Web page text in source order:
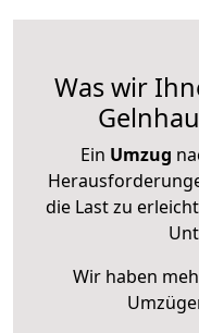
Was wir
Ein Umzug
die Last zu
Wir haben